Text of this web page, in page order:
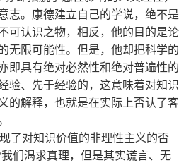
志。康德建立自己的学说，绝不是
可认识之物，相反，他的目的是论
无限可能性。但是，他却把科学的
即具有绝对必然性和绝对普遍性的
验、先于经验的，这意味着对知识
的解释，也就是在实际上否认了客
。
了对知识价值的非理性主义的否
们渴求真理，但是其实谎言、无